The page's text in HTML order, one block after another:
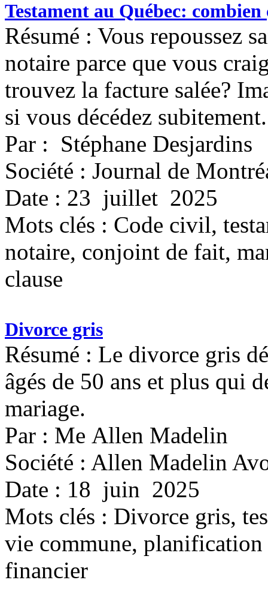
Testament au Québec:
Résumé : Vous repoussez
notaire parce que vous
trouvez la facture salée?
si vous décédez
Par : Stéphane Desjardins
Société : Journal de
Date : 23 juillet 2025
Mots clés : Code civil,
notaire, conjoint de fait,
clause
Divorce gris
Résumé : Le divorce gris
âgés de 50 ans et plus qui
mariage.
Par : Me Allen Madelin
Société : Allen Madelin
Date : 18 juin 2025
Mots clés : Divorce gris,
vie commune, planification
financier